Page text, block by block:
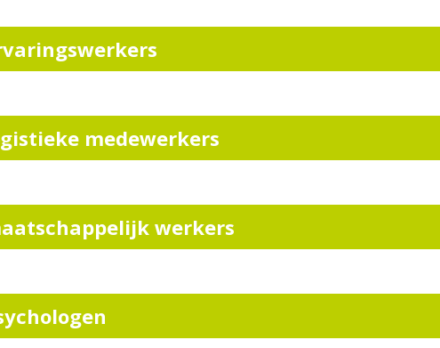
medewerkers
werkers